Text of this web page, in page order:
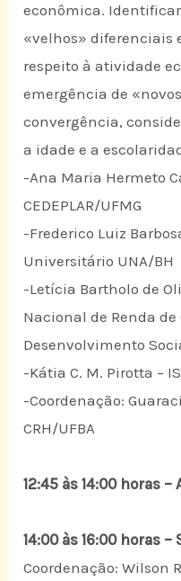
econômica.
«velhos» diferenciais
respeito à atividade
emergência de
convergência,
a idade e a
-Ana Maria Hermeto
CEDEPLAR/UFMG
-Frederico Luiz
Universitário UNA/BH
-Letícia Bartholo de
Nacional de Renda
Desenvolvimento
-Kátia C. M. Pirotta –
-Coordenação:
CRH/UFBA
12:45 às 14:00 horas –
14:00 às 16:00 horas –
Coordenação: Wilson